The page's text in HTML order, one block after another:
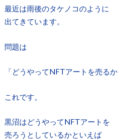
最近は雨後のタケノコのように
出てきています。
問題は
「どうやってNFTアートを売るか
これです。
黒沼はどうやってNFTアートを
売ろうとしているかといえば